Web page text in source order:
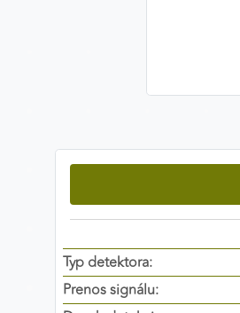
Typ detektora:
Prenos signálu:
Tieto cookies sú potrebné na
webovej stránky a bez nich
zvolený jazyk, región alebo
nim vám dokážeme
pohodlnejšie používanie